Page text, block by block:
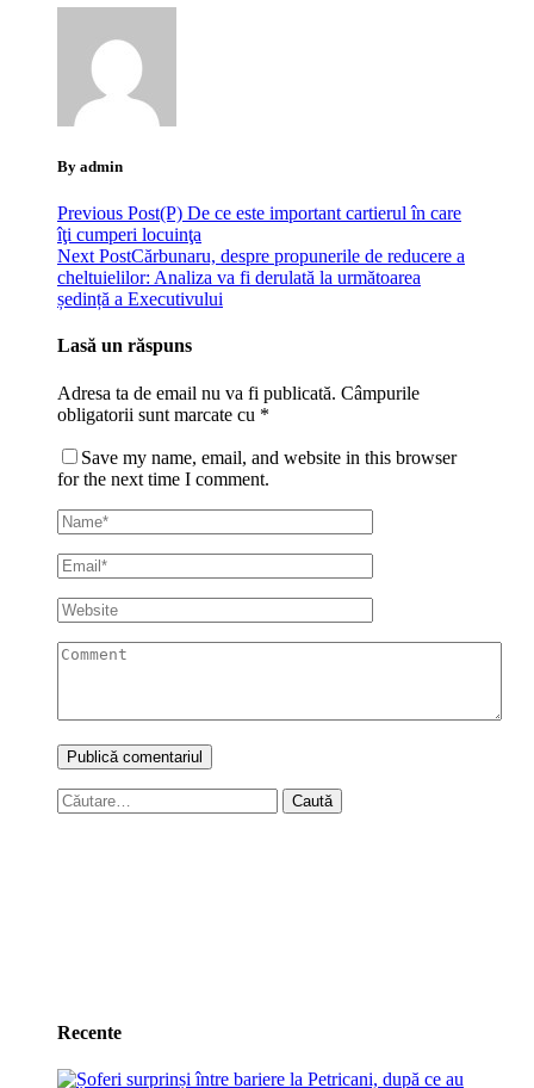
By admin
Previous Post(P) De ce este important cartierul în care
îţi cumperi locuinţa
Next PostCărbunaru, despre propunerile de reducere a
cheltuielilor: Analiza va fi derulată la următoarea
ședință a Executivului
Lasă un răspuns
Adresa ta de email nu va fi publicată. Câmpurile
obligatorii sunt marcate cu *
Save my name, email, and website in this browser
for the next time I comment.
Caută
după:
Recente